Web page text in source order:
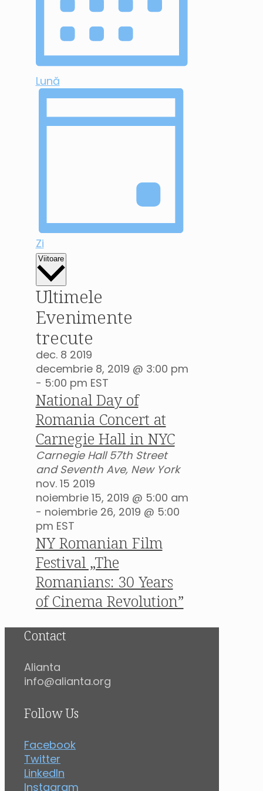
Lună
Zi
Viitoare Selectează
Ultimele
Evenimente
trecute
dec. 8 2019
decembrie 8, 2019 @ 3:00 pm
- 5:00 pm EST
National Day of
Romania Concert at
Carnegie Hall in NYC
Carnegie Hall57th Street
and Seventh Ave, New York
nov. 15 2019
noiembrie 15, 2019 @ 5:00 am
- noiembrie 26, 2019 @ 5:00
pm EST
NY Romanian Film
Festival „The
Romanians: 30 Years
of Cinema Revolution”
Contact
Alianta
info@alianta.org
Follow Us
Facebook
Twitter
LinkedIn
Instagram